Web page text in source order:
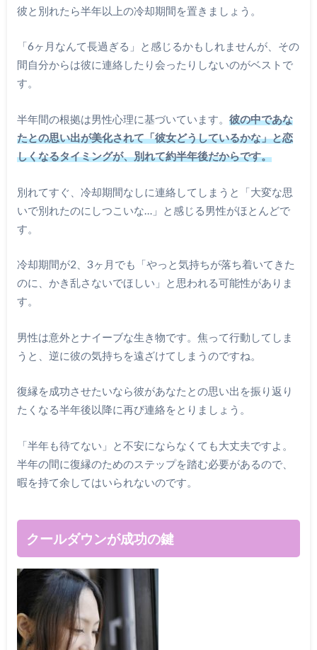
彼と別れたら半年以上の冷却期間を置きましょう。
「6ヶ月なんて長過ぎる」と感じるかもしれませんが、その
間自分からは彼に連絡したり会ったりしないのがベストで
す。
半年間の根拠は男性心理に基づいています。 彼の中であな
たとの思い出が美化されて「彼女どうしているかな」と恋
しくなるタイミングが、別れて約半年後だからです。
別れてすぐ、冷却期間なしに連絡してしまうと「大変な思
いで別れたのにしつこいな…」と感じる男性がほとんどで
す。
冷却期間が2、3ヶ月でも「やっと気持ちが落ち着いてきた
のに、かき乱さないでほしい」と思われる可能性がありま
す。
男性は意外とナイーブな生き物です。焦って行動してしま
うと、逆に彼の気持ちを遠ざけてしまうのですね。
復縁を成功させたいなら彼があなたとの思い出を振り返り
たくなる半年後以降に再び連絡をとりましょう。
「半年も待てない」と不安にならなくても大丈夫ですよ。
半年の間に復縁のためのステップを踏む必要があるので、
暇を持て余してはいられないのです。
クールダウンが成功の鍵